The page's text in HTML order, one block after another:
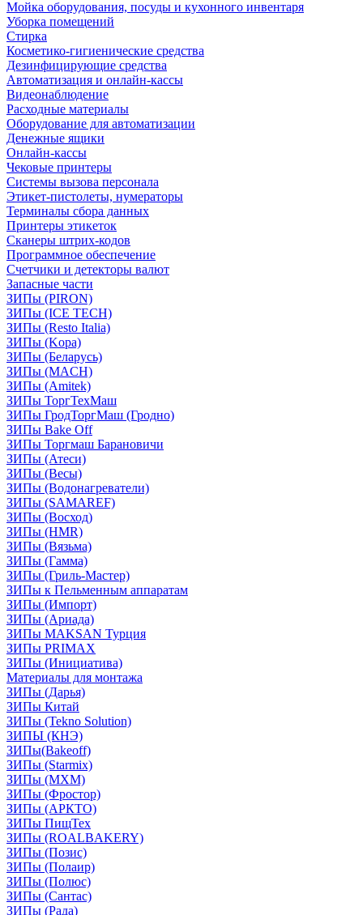
Мойка оборудования, посуды и кухонного инвентаря
Уборка помещений
Стирка
Косметико-гигиенические средства
Дезинфицирующие средства
Автоматизация и онлайн-кассы
Видеонаблюдение
Расходные материалы
Оборудование для автоматизации
Денежные ящики
Онлайн-кассы
Чековые принтеры
Системы вызова персонала
Этикет-пистолеты, нумераторы
Терминалы сбора данных
Принтеры этикеток
Сканеры штрих-кодов
Программное обеспечение
Счетчики и детекторы валют
Запасные части
ЗИПы (PIRON)
ЗИПы (ICE TECH)
ЗИПы (Resto Italia)
ЗИПы (Kopa)
ЗИПы (Беларусь)
ЗИПы (MACH)
ЗИПы (Amitek)
ЗИПы ТоргТехМаш
ЗИПы ГродТоргМаш (Гродно)
ЗИПы Bake Off
ЗИПы Торгмаш Барановичи
ЗИПы (Атеси)
ЗИПы (Весы)
ЗИПы (Водонагреватели)
ЗИПы (SAMAREF)
ЗИПы (Восход)
ЗИПы (HMR)
ЗИПы (Вязьма)
ЗИПы (Гамма)
ЗИПы (Гриль-Мастер)
ЗИПы к Пельменным аппаратам
ЗИПы (Импорт)
ЗИПы (Ариада)
ЗИПы MAKSAN Турция
ЗИПы PRIMAX
ЗИПы (Инициатива)
Материалы для монтажа
ЗИПы (Дарья)
ЗИПы Китай
ЗИПы (Tekno Solution)
ЗИПЫ (КНЭ)
ЗИПы(Bakeoff)
ЗИПы (Starmix)
ЗИПы (МХМ)
ЗИПы (Фростор)
ЗИПы (АРКТО)
ЗИПы ПищТех
ЗИПы (ROALBAKERY)
ЗИПы (Позис)
ЗИПы (Полаир)
ЗИПы (Полюс)
ЗИПы (Сантас)
ЗИПы (Рада)